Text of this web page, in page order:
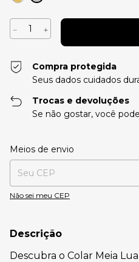
Compra protegida
Seus dados cuidados
Trocas e devoluções
Se não gostar, você
Entregas para o CEP:
Meios de envio
Não sei meu CEP
Descrição
Descubra o Colar Meia